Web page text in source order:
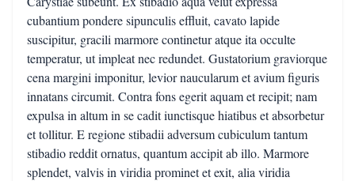
cubantium pondere sipunculis effluit, cavato lapide
suscipitur, gracili marmore continetur atque ita occulte
temperatur, ut impleat nec redundet. Gustatorium graviorque
cena margini imponitur, levior naucularum et avium figuris
innatans circumit. Contra fons egerit aquam et recipit; nam
expulsa in altum in se cadit iunctisque hiatibus et absorbetur
et tollitur. E regione stibadii adversum cubiculum tantum
stibadio reddit ornatus, quantum accipit ab illo. Marmore
splendet, valvis in viridia prominet et exit, alia viridia